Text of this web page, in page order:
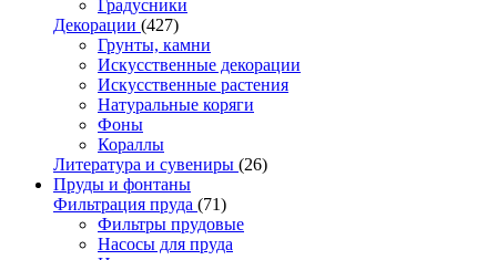
Градусники
Декорации (427)
Грунты, камни
Искусственные декорации
Искусственные растения
Натуральные коряги
Фоны
Кораллы
Литература и сувениры (26)
Пруды и фонтаны
Фильтрация пруда (71)
Фильтры прудовые
Насосы для пруда